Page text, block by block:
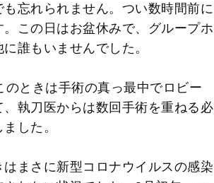
忘れられません。つい数時間前に
この日はお盆休みで、グループホ
誰もいませんでした。
ときは手術の真っ最中でロビー
執刀医からは数回手術を重ねる必
した。
まさに新型コロナウイルスの感染